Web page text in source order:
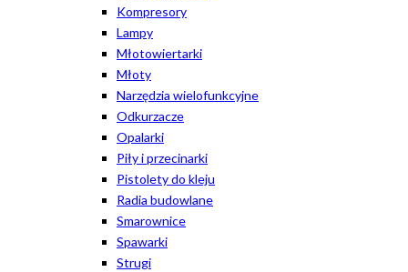
Kompresory
Lampy
Młotowiertarki
Młoty
Narzędzia wielofunkcyjne
Odkurzacze
Opalarki
Piły i przecinarki
Pistolety do kleju
Radia budowlane
Smarownice
Spawarki
Strugi